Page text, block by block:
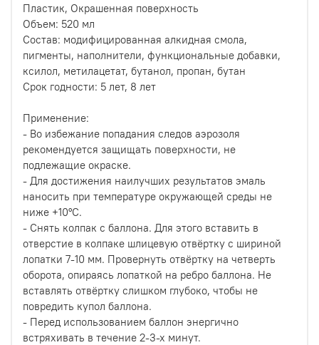
Пластик, Окрашенная поверхность
Объем: 520 мл
Состав: модифицированная алкидная смола,
пигменты, наполнители, функциональные добавки,
ксилол, метилацетат, бутанол, пропан, бутан
Срок годности: 5 лет, 8 лет
Применение:
- Во избежание попадания следов аэрозоля
рекомендуется защищать поверхности, не
подлежащие окраске.
- Для достижения наилучших результатов эмаль
наносить при температуре окружающей среды не
ниже +10°С.
- Снять колпак с баллона. Для этого вставить в
отверстие в колпаке шлицевую отвёртку с шириной
лопатки 7-10 мм. Провернуть отвёртку на четверть
оборота, опираясь лопаткой на ребро баллона. Не
вставлять отвёртку слишком глубоко, чтобы не
повредить купол баллона.
- Перед использованием баллон энергично
встряхивать в течение 2-3-х минут.